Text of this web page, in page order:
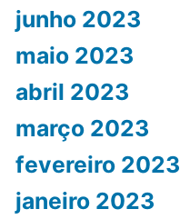
junho 2023
maio 2023
abril 2023
março 2023
fevereiro 2023
janeiro 2023